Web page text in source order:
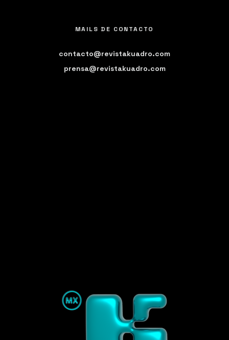
MAILS DE CONTACTO
contacto@revistakuadro.com
prensa@revistakuadro.com